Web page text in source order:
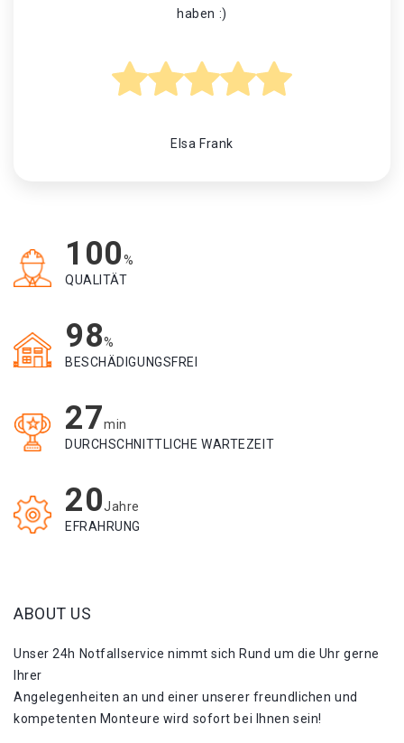
haben :)
Elsa Frank
100%
QUALITÄT
98%
BESCHÄDIGUNGSFREI
27min
DURCHSCHNITTLICHE WARTEZEIT
20Jahre
EFRAHRUNG
ABOUT US
Unser 24h Notfallservice nimmt sich Rund um die Uhr gerne
Ihrer
Angelegenheiten an und einer unserer freundlichen und
kompetenten Monteure wird sofort bei Ihnen sein!